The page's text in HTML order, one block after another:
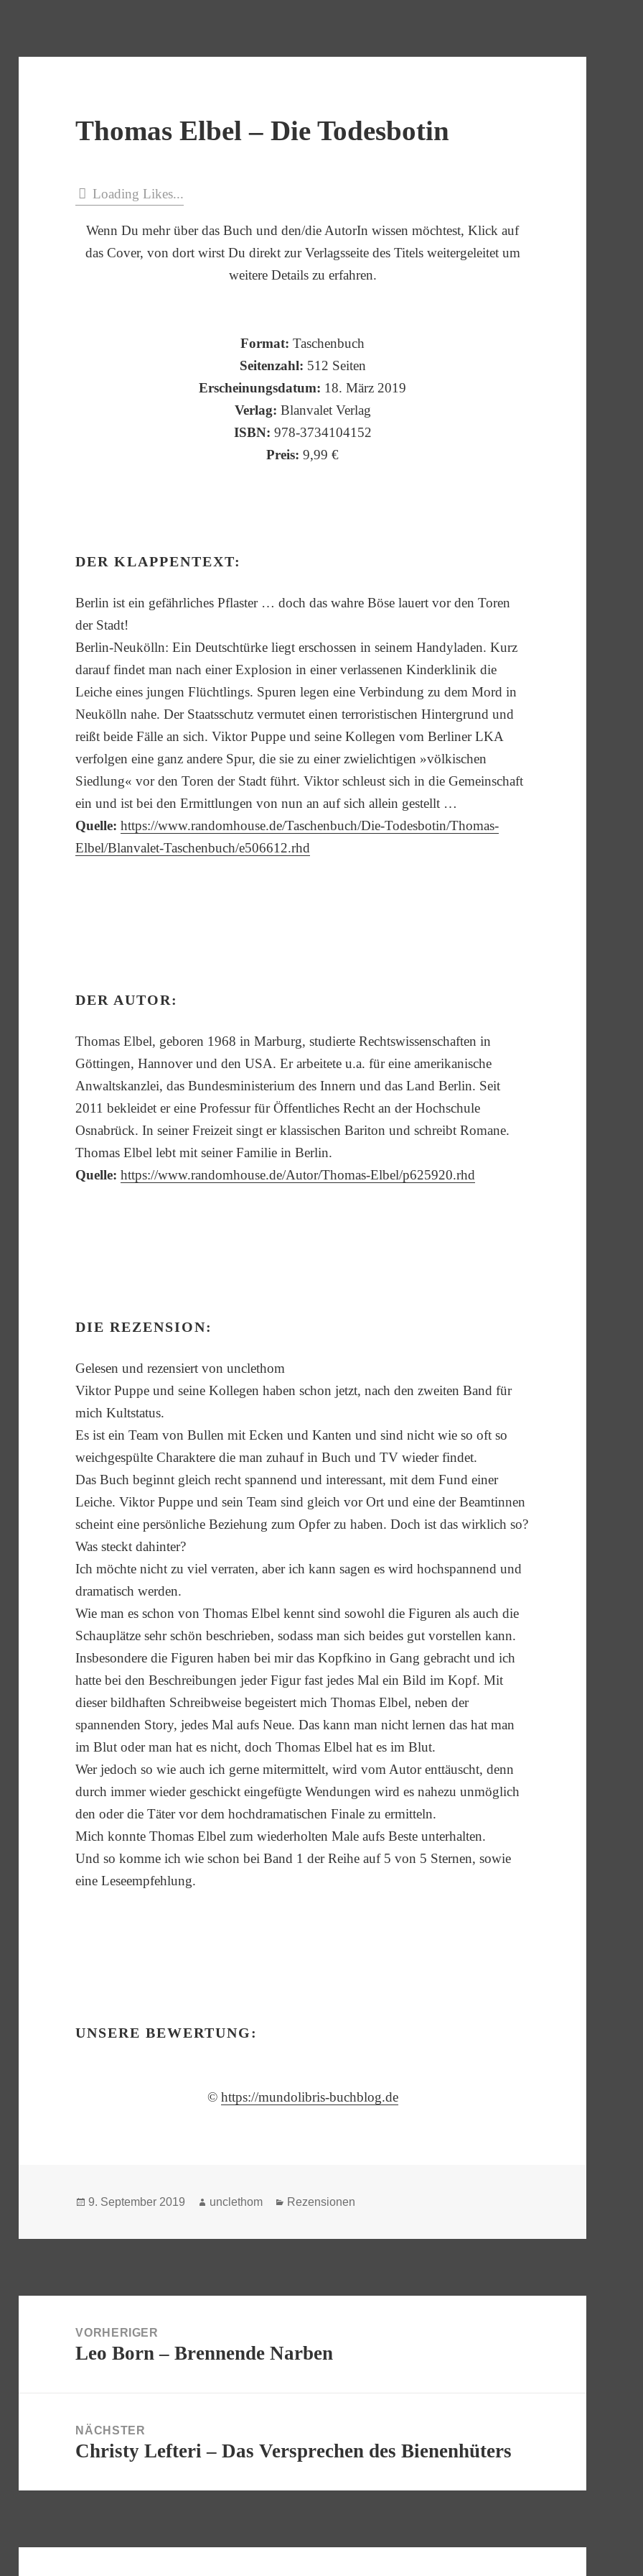
Thomas Elbel – Die Todesbotin
Loading Likes...
Wenn Du mehr über das Buch und den/die AutorIn wissen möchtest, Klick auf
das Cover, von dort wirst Du direkt zur Verlagsseite des Titels weitergeleitet um
weitere Details zu erfahren.
Format: Taschenbuch
Seitenzahl: 512 Seiten
Erscheinungsdatum: 18. März 2019
Verlag: Blanvalet Verlag
ISBN: 978-3734104152
Preis: 9,99 €
DER KLAPPENTEXT:
Berlin ist ein gefährliches Pflaster … doch das wahre Böse lauert vor den Toren
der Stadt!
Berlin-Neukölln: Ein Deutschtürke liegt erschossen in seinem Handyladen. Kurz
darauf findet man nach einer Explosion in einer verlassenen Kinderklinik die
Leiche eines jungen Flüchtlings. Spuren legen eine Verbindung zu dem Mord in
Neukölln nahe. Der Staatsschutz vermutet einen terroristischen Hintergrund und
reißt beide Fälle an sich. Viktor Puppe und seine Kollegen vom Berliner LKA
verfolgen eine ganz andere Spur, die sie zu einer zwielichtigen »völkischen
Siedlung« vor den Toren der Stadt führt. Viktor schleust sich in die Gemeinschaft
ein und ist bei den Ermittlungen von nun an auf sich allein gestellt …
Quelle: https://www.randomhouse.de/Taschenbuch/Die-Todesbotin/Thomas-
Elbel/Blanvalet-Taschenbuch/e506612.rhd
DER AUTOR:
Thomas Elbel, geboren 1968 in Marburg, studierte Rechtswissenschaften in
Göttingen, Hannover und den USA. Er arbeitete u.a. für eine amerikanische
Anwaltskanzlei, das Bundesministerium des Innern und das Land Berlin. Seit
2011 bekleidet er eine Professur für Öffentliches Recht an der Hochschule
Osnabrück. In seiner Freizeit singt er klassischen Bariton und schreibt Romane.
Thomas Elbel lebt mit seiner Familie in Berlin.
Quelle: https://www.randomhouse.de/Autor/Thomas-Elbel/p625920.rhd
DIE REZENSION:
Gelesen und rezensiert von unclethom
Viktor Puppe und seine Kollegen haben schon jetzt, nach den zweiten Band für
mich Kultstatus.
Es ist ein Team von Bullen mit Ecken und Kanten und sind nicht wie so oft so
weichgespülte Charaktere die man zuhauf in Buch und TV wieder findet.
Das Buch beginnt gleich recht spannend und interessant, mit dem Fund einer
Leiche. Viktor Puppe und sein Team sind gleich vor Ort und eine der Beamtinnen
scheint eine persönliche Beziehung zum Opfer zu haben. Doch ist das wirklich so?
Was steckt dahinter?
Ich möchte nicht zu viel verraten, aber ich kann sagen es wird hochspannend und
dramatisch werden.
Wie man es schon von Thomas Elbel kennt sind sowohl die Figuren als auch die
Schauplätze sehr schön beschrieben, sodass man sich beides gut vorstellen kann.
Insbesondere die Figuren haben bei mir das Kopfkino in Gang gebracht und ich
hatte bei den Beschreibungen jeder Figur fast jedes Mal ein Bild im Kopf. Mit
dieser bildhaften Schreibweise begeistert mich Thomas Elbel, neben der
spannenden Story, jedes Mal aufs Neue. Das kann man nicht lernen das hat man
im Blut oder man hat es nicht, doch Thomas Elbel hat es im Blut.
Wer jedoch so wie auch ich gerne mitermittelt, wird vom Autor enttäuscht, denn
durch immer wieder geschickt eingefügte Wendungen wird es nahezu unmöglich
den oder die Täter vor dem hochdramatischen Finale zu ermitteln.
Mich konnte Thomas Elbel zum wiederholten Male aufs Beste unterhalten.
Und so komme ich wie schon bei Band 1 der Reihe auf 5 von 5 Sternen, sowie
eine Leseempfehlung.
UNSERE BEWERTUNG:
© https://mundolibris-buchblog.de
Veröffentlicht
9. September 2019 Autor
unclethom Kategorien
Rezensionen
VORHERIGER
Vorheriger
Leo Born – Brennende Narben
NÄCHSTER
Nächster
Christy Lefteri – Das Versprechen des Bienenhüters